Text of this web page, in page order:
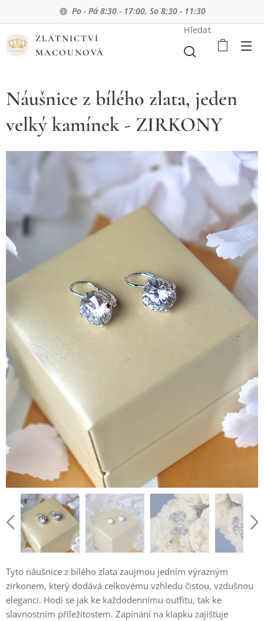
Po - Pá 8:30 - 17:00, So 8:30 - 11:30
ZLATNICTVÍ
MACOUNOVÁ
Hledat
Náušnice z bílého zlata, jeden
velký kamínek - ZIRKONY
Tyto náušnice z bílého zlata zaujmou jedním výrazným
zirkonem, který dodává celkovému vzhledu čistou, vzdušnou
eleganci. Hodí se jak ke každodennímu outfitu, tak ke
slavnostním příležitostem. Zapínání na klapku zajišťuje